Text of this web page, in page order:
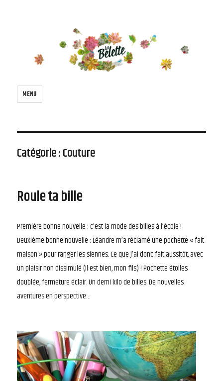
Le blog de la belette
MENU
Catégorie : Couture
Roule ta bille
Première bonne nouvelle : c’est la mode des billes à l’école !
Deuxième bonne nouvelle : Léandre m’a réclamé une pochette « fait
maison » pour ranger les siennes. Ce que j’ai donc fait aussitôt, avec
un plaisir non dissimulé (il est bien, mon fils) ! Pochette étoiles
doublée, fermeture éclair. Un demi kilo de billes. De nouvelles
aventures en perspective…